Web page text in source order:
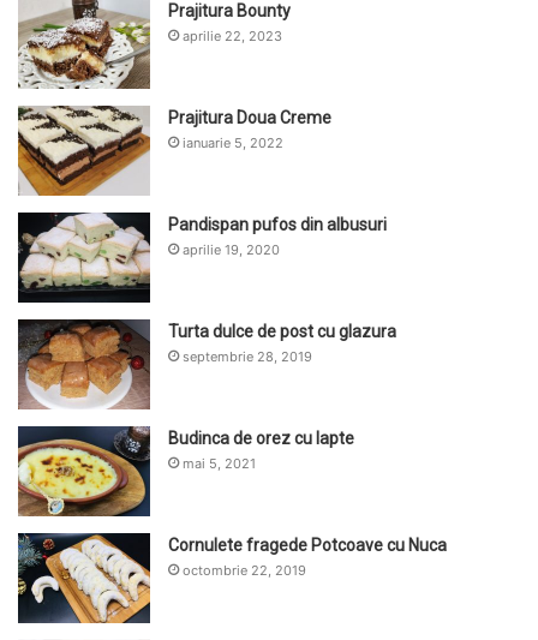
Prajitura Bounty
aprilie 22, 2023
Prajitura Doua Creme
ianuarie 5, 2022
Pandispan pufos din albusuri
aprilie 19, 2020
Turta dulce de post cu glazura
septembrie 28, 2019
Budinca de orez cu lapte
mai 5, 2021
Cornulete fragede Potcoave cu Nuca
octombrie 22, 2019